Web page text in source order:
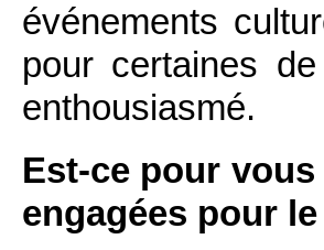
événements
pour certaines
enthousiasmé.
Est-ce pour
engagées pour